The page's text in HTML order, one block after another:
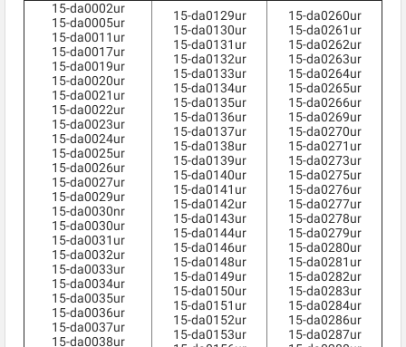
15-da0002ur
15-da0005ur
15-da0011ur
15-da0017ur
15-da0019ur
15-da0020ur
15-da0021ur
15-da0022ur
15-da0023ur
15-da0024ur
15-da0025ur
15-da0026ur
15-da0027ur
15-da0029ur
15-da0030nr
15-da0030ur
15-da0031ur
15-da0032ur
15-da0033ur
15-da0034ur
15-da0035ur
15-da0036ur
15-da0037ur
15-da0038ur
15-da0129ur
15-da0130ur
15-da0131ur
15-da0132ur
15-da0133ur
15-da0134ur
15-da0135ur
15-da0136ur
15-da0137ur
15-da0138ur
15-da0139ur
15-da0140ur
15-da0141ur
15-da0142ur
15-da0143ur
15-da0144ur
15-da0146ur
15-da0148ur
15-da0149ur
15-da0150ur
15-da0151ur
15-da0152ur
15-da0153ur
15-da0260ur
15-da0261ur
15-da0262ur
15-da0263ur
15-da0264ur
15-da0265ur
15-da0266ur
15-da0269ur
15-da0270ur
15-da0271ur
15-da0273ur
15-da0275ur
15-da0276ur
15-da0277ur
15-da0278ur
15-da0279ur
15-da0280ur
15-da0281ur
15-da0282ur
15-da0283ur
15-da0284ur
15-da0286ur
15-da0287ur